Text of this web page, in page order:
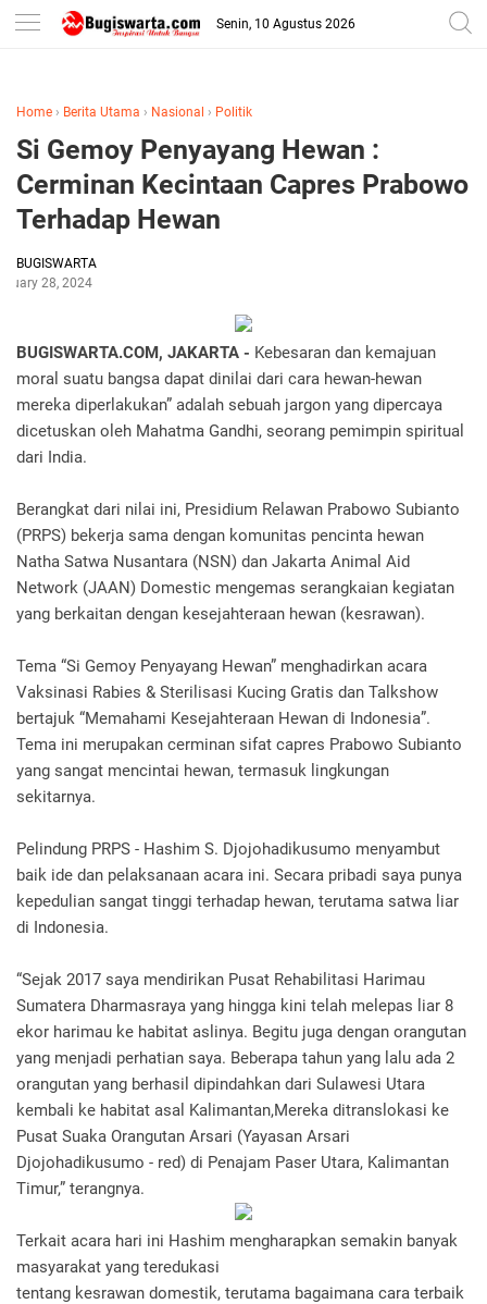
-->
Senin, 10 Agustus 2026
Home › Berita Utama › Nasional › Politik
Si Gemoy Penyayang Hewan :
Cerminan Kecintaan Capres Prabowo
Terhadap Hewan
BUGISWARTA
28, 2024
BUGISWARTA.COM, JAKARTA - Kebesaran dan kemajuan
moral suatu bangsa dapat dinilai dari cara hewan-hewan
mereka diperlakukan” adalah sebuah jargon yang dipercaya
dicetuskan oleh Mahatma Gandhi, seorang pemimpin spiritual
dari India.
Berangkat dari nilai ini, Presidium Relawan Prabowo Subianto
(PRPS) bekerja sama dengan komunitas pencinta hewan
Natha Satwa Nusantara (NSN) dan Jakarta Animal Aid
Network (JAAN) Domestic mengemas serangkaian kegiatan
yang berkaitan dengan kesejahteraan hewan (kesrawan).
Tema “Si Gemoy Penyayang Hewan” menghadirkan acara
Vaksinasi Rabies & Sterilisasi Kucing Gratis dan Talkshow
bertajuk “Memahami Kesejahteraan Hewan di Indonesia”.
Tema ini merupakan cerminan sifat capres Prabowo Subianto
yang sangat mencintai hewan, termasuk lingkungan
sekitarnya.
Pelindung PRPS - Hashim S. Djojohadikusumo menyambut
baik ide dan pelaksanaan acara ini. Secara pribadi saya punya
kepedulian sangat tinggi terhadap hewan, terutama satwa liar
di Indonesia.
“Sejak 2017 saya mendirikan Pusat Rehabilitasi Harimau
Sumatera Dharmasraya yang hingga kini telah melepas liar 8
ekor harimau ke habitat aslinya. Begitu juga dengan orangutan
yang menjadi perhatian saya. Beberapa tahun yang lalu ada 2
orangutan yang berhasil dipindahkan dari Sulawesi Utara
kembali ke habitat asal Kalimantan,Mereka ditranslokasi ke
Pusat Suaka Orangutan Arsari (Yayasan Arsari
Djojohadikusumo - red) di Penajam Paser Utara, Kalimantan
Timur,” terangnya.
Terkait acara hari ini Hashim mengharapkan semakin banyak
masyarakat yang teredukasi
tentang kesrawan domestik, terutama bagaimana cara terbaik